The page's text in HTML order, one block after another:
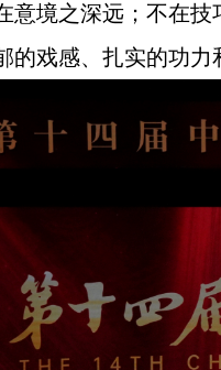
意境之深远；不在
的戏感、扎实的功